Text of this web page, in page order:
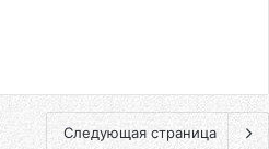
Следующая страница